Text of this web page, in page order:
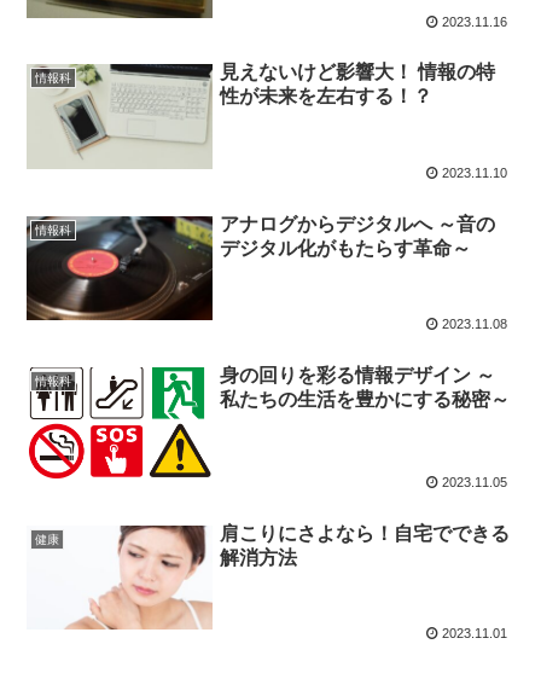
2023.11.16
情報科
見えないけど影響大！ 情報の特
性が未来を左右する！？
2023.11.10
情報科
アナログからデジタルへ ～音の
デジタル化がもたらす革命～
2023.11.08
情報科
身の回りを彩る情報デザイン ～
私たちの生活を豊かにする秘密～
2023.11.05
健康
肩こりにさよなら！自宅でできる
解消方法
2023.11.01